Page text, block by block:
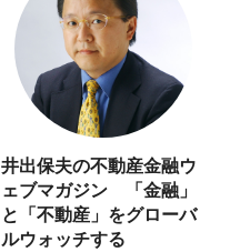
井出保夫の不動産金融ウ
ェブマガジン 「金融」
と「不動産」をグローバ
ルウォッチする